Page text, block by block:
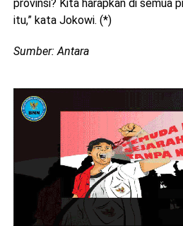
provinsi? Kita harapkan di semua
itu,” kata Jokowi. (*)
Sumber: Antara